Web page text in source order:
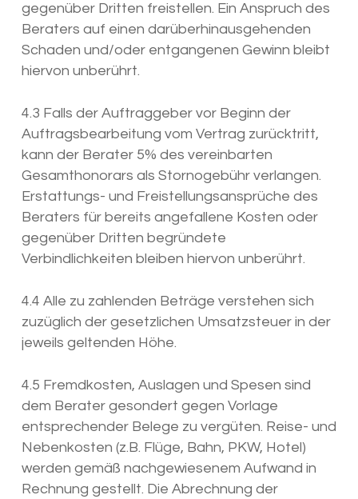
gegenüber Dritten freistellen. Ein Anspruch des
Beraters auf einen darüberhinausgehenden
Schaden und/oder entgangenen Gewinn bleibt
hiervon unberührt.
4.3 Falls der Auftraggeber vor Beginn der
Auftragsbearbeitung vom Vertrag zurücktritt,
kann der Berater 5% des vereinbarten
Gesamthonorars als Stornogebühr verlangen.
Erstattungs- und Freistellungsansprüche des
Beraters für bereits angefallene Kosten oder
gegenüber Dritten begründete
Verbindlichkeiten bleiben hiervon unberührt.
4.4 Alle zu zahlenden Beträge verstehen sich
zuzüglich der gesetzlichen Umsatzsteuer in der
jeweils geltenden Höhe.
4.5 Fremdkosten, Auslagen und Spesen sind
dem Berater gesondert gegen Vorlage
entsprechender Belege zu vergüten. Reise- und
Nebenkosten (z.B. Flüge, Bahn, PKW, Hotel)
werden gemäß nachgewiesenem Aufwand in
Rechnung gestellt. Die Abrechnung der